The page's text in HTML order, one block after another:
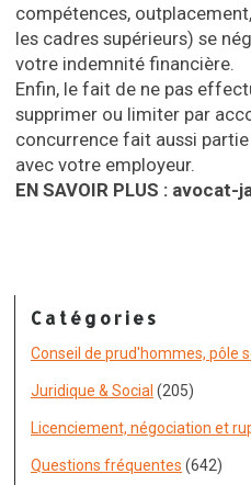
compétences,
les cadres supérieurs) se
votre indemnité financière.
Enfin, le fait de ne pas
supprimer ou limiter par
concurrence fait aussi
avec votre employeur.
EN SAVOIR PLUS : avocat-
Catégories
Conseil de prud'hommes, pôle
Juridique & Social (205)
Licenciement, négociation et
Questions fréquentes (642)